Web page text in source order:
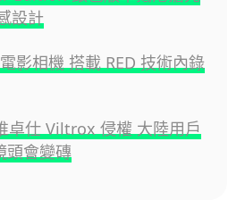
設計
影相機 搭載 RED 技術內錄
卓仕 Viltrox 侵權 大陸用戶
頭會變磚